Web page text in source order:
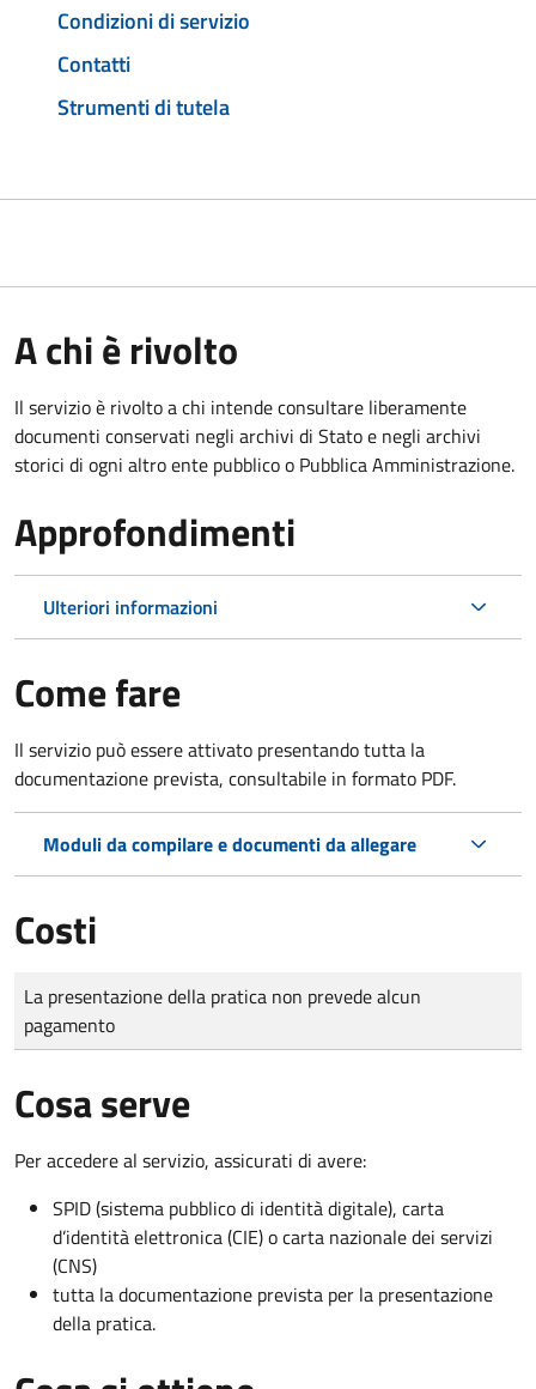
Condizioni di servizio
Contatti
Strumenti di tutela
A chi è rivolto
Il servizio è rivolto a chi intende consultare liberamente
documenti conservati negli archivi di Stato e negli archivi
storici di ogni altro ente pubblico o Pubblica Amministrazione.
Approfondimenti
Ulteriori informazioni
Come fare
Il servizio può essere attivato presentando tutta la
documentazione prevista, consultabile in formato PDF.
Moduli da compilare e documenti da allegare
Costi
Tipo di pagamento
Importo
La presentazione della pratica non prevede alcun
pagamento
Cosa serve
Per accedere al servizio, assicurati di avere:
SPID (sistema pubblico di identità digitale), carta
d’identità elettronica (CIE) o carta nazionale dei servizi
(CNS)
tutta la documentazione prevista per la presentazione
della pratica.